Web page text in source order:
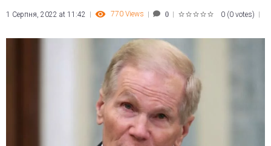
1 Серпня, 2022 at 11:42 770 Views 0 0 (0 votes)